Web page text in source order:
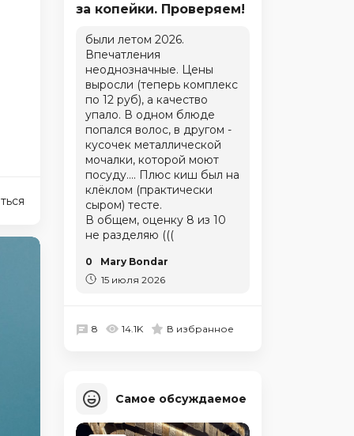
за копейки. Проверяем!
были летом 2026.
Впечатления
неоднозначные. Цены
выросли (теперь комплекс
по 12 руб), а качество
упало. В одном блюде
попался волос, в другом -
кусочек металлической
мочалки, которой моют
посуду.... Плюс киш был на
клёклом (практически
сыром) тесте.
В общем, оценку 8 из 10
не разделяю (((
0
Mary Bondar
15 июля 2026
8 14.1K В избранное
Самое обсуждаемое